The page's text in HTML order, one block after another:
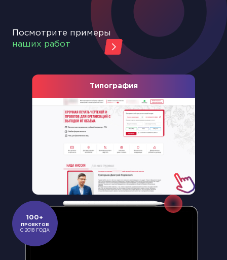
Посмотрите примеры
наших работ
Типография
100+
ПРОЕКТОВ
С 2018 ГОДА